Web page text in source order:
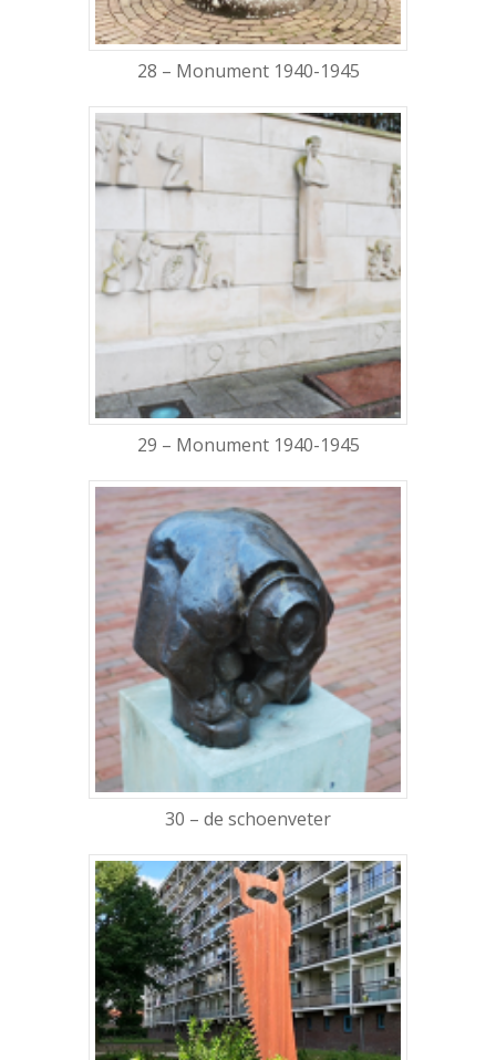
28 – Monument 1940-1945
29 – Monument 1940-1945
30 – de schoenveter